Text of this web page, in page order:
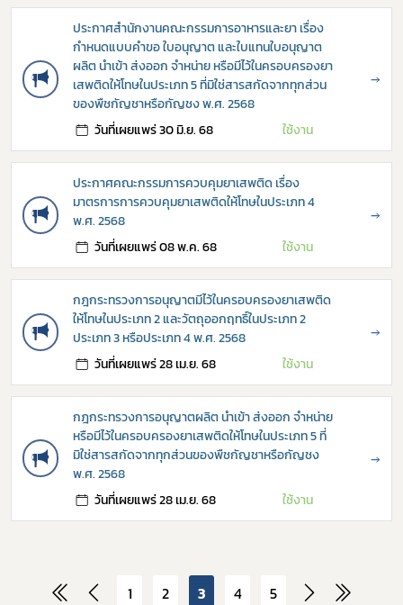
ประกาศสำนักงานคณะกรรมการอาหารและยา เรื่อง
กำหนดแบบคำขอ ใบอนุญาต และใบแทนใบอนุญาต
ผลิต นำเข้า ส่งออก จำหน่าย หรือมีไว้ในครอบครองยา
เสพติดให้โทษในประเภท 5 ที่มิใช่สารสกัดจากทุกส่วน
ของพืชกัญชาหรือกัญชง พ.ศ. 2568
วันที่เผยแพร่ 30 มิ.ย. 68
ใช้งาน
→
ประกาศคณะกรรมการควบคุมยาเสพติด เรื่อง
มาตรการการควบคุมยาเสพติดให้โทษในประเภท 4
พ.ศ. 2568
วันที่เผยแพร่ 08 พ.ค. 68
ใช้งาน
→
กฎกระทรวงการอนุญาตมีไว้ในครอบครองยาเสพติด
ให้โทษในประเภท 2 และวัตถุออกฤทธิ์ในประเภท 2
ประเภท 3 หรือประเภท 4 พ.ศ. 2568
วันที่เผยแพร่ 28 เม.ย. 68
ใช้งาน
→
กฎกระทรวงการอนุญาตผลิต นำเข้า ส่งออก จำหน่าย
หรือมีไว้ในครอบครองยาเสพติดให้โทษในประเภท 5 ที่
มิใช่สารสกัดจากทุกส่วนของพืชกัญชาหรือกัญชง
พ.ศ. 2568
วันที่เผยแพร่ 28 เม.ย. 68
ใช้งาน
→
1 2 3 4 5
ข่าวประชาสัมพันธ์